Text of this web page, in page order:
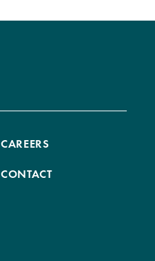
CAREERS
CONTACT